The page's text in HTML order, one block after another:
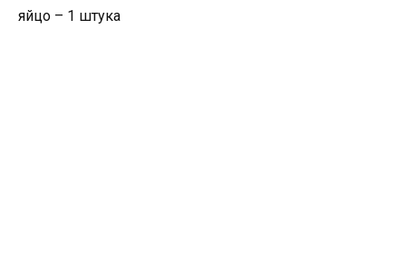
яйцо – 1 штука